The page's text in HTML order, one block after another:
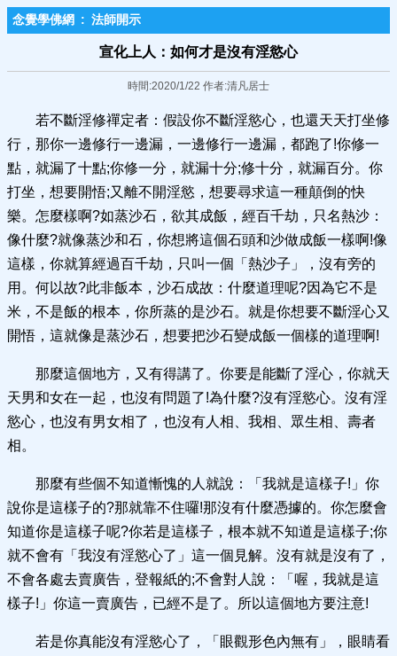
念覺學佛網 : 法師開示
宣化上人：如何才是沒有淫慾心
時間:2020/1/22 作者:清凡居士
若不斷淫修禪定者：假設你不斷淫慾心，也還天天打坐修
行，那你一邊修行一邊漏，一邊修行一邊漏，都跑了!你修一
點，就漏了十點;你修一分，就漏十分;修十分，就漏百分。你
打坐，想要開悟;又離不開淫慾，想要尋求這一種顛倒的快
樂。怎麼樣啊?如蒸沙石，欲其成飯，經百千劫，只名熱沙：
像什麼?就像蒸沙和石，你想將這個石頭和沙做成飯一樣啊!像
這樣，你就算經過百千劫，只叫一個「熱沙子」，沒有旁的
用。何以故?此非飯本，沙石成故：什麼道理呢?因為它不是
米，不是飯的根本，你所蒸的是沙石。就是你想要不斷淫心又
開悟，這就像是蒸沙石，想要把沙石變成飯一個樣的道理啊!
那麼這個地方，又有得講了。你要是能斷了淫心，你就天
天男和女在一起，也沒有問題了!為什麼?沒有淫慾心。沒有淫
慾心，也沒有男女相了，也沒有人相、我相、眾生相、壽者
相。
那麼有些個不知道慚愧的人就說：「我就是這樣子!」你
說你是這樣子的?那就靠不住囉!那沒有什麼憑據的。你怎麼會
知道你是這樣子呢?你若是這樣子，根本就不知道是這樣子;你
就不會有「我沒有淫慾心了」這一個見解。沒有就是沒有了，
不會各處去賣廣告，登報紙的;不會對人說：「喔，我就是這
樣子!」你這一賣廣告，已經不是了。所以這個地方要注意!
若是你真能沒有淫慾心了，「眼觀形色內無有」，眼睛看